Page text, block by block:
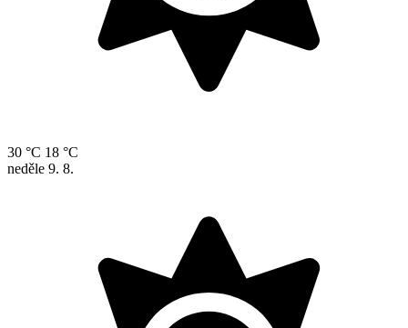
30 °C 18 °C
neděle 9. 8.